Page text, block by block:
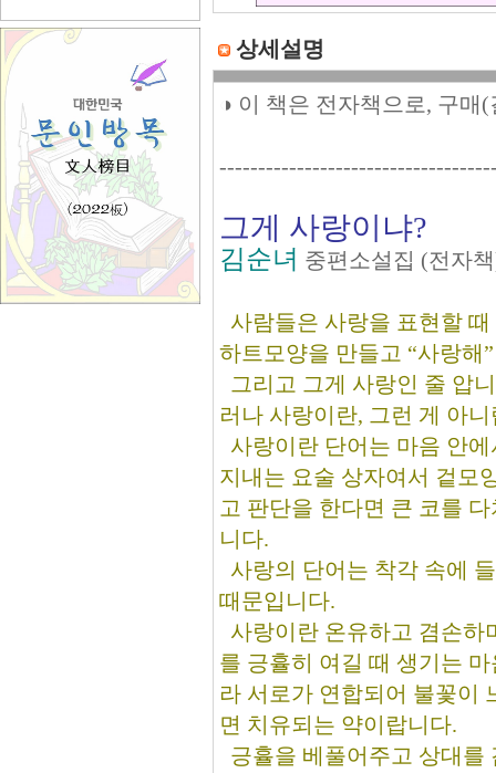
상세설명
◑ 이 책은 전자책으로, 구매
그게 사랑이냐?
김순녀 중편소설집 (전자
사람들은 사랑을 표현할
하트모양을 만들고 “사랑해
그리고 그게 사랑인 줄 압
러나 사랑이란, 그런 게 아
사랑이란 단어는 마음 안
지내는 요술 상자여서 겉모
고 판단을 한다면 큰 코를
니다.
사랑의 단어는 착각 속에
때문입니다.
사랑이란 온유하고 겸손하
를 긍휼히 여길 때 생기는
라 서로가 연합되어 불꽃이
면 치유되는 약이랍니다.
긍휼을 베풀어주고 상대를